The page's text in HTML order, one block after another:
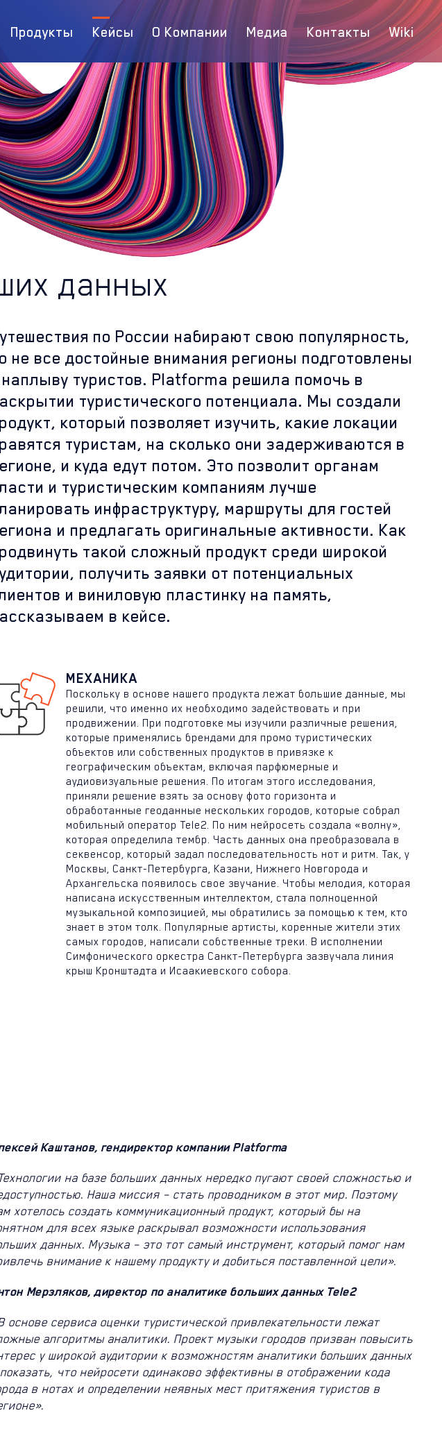
данных
по России набирают свою популярность,
не все достойные внимания регионы подготовлены
наплыву туристов. Platforma решила помочь в
туристического потенциала. Мы создали
который позволяет изучить, какие локации
туристам, на сколько они задерживаются в
и куда едут потом. Это позволит органам
и туристическим компаниям лучше
инфраструктуру, маршруты для гостей
и предлагать оригинальные активности. Как
такой сложный продукт среди широкой
получить заявки от потенциальных
и виниловую пластинку на память,
в кейсе.
МЕХАНИКА
Поскольку в основе нашего продукта лежат большие данные, мы
решили, что именно их необходимо задействовать и при
продвижении. При подготовке мы изучили различные решения,
которые применялись брендами для промо туристических
объектов или собственных продуктов в привязке к
географическим объектам, включая парфюмерные и
аудиовизуальные решения. По итогам этого исследования,
приняли решение взять за основу фото горизонта и
обработанные геоданные нескольких городов, которые собрал
мобильный оператор Tele2. По ним нейросеть создала «волну»,
которая определила тембр. Часть данных она преобразовала в
секвенсор, который задал последовательность нот и ритм. Так, у
Москвы, Санкт-Петербурга, Казани, Нижнего Новгорода и
Архангельска появилось свое звучание. Чтобы мелодия, которая
написана искусственным интеллектом, стала полноценной
музыкальной композицией, мы обратились за помощью к тем, кто
знает в этом толк. Популярные артисты, коренные жители этих
самых городов, написали собственные треки. В исполнении
Симфонического оркестра Санкт-Петербурга зазвучала линия
крыш Кронштадта и Исаакиевского собора.
Каштанов, гендиректор компании Platforma
на базе больших данных нередко пугают своей сложностью и
Наша миссия – стать проводником в этот мир. Поэтому
хотелось создать коммуникационный продукт, который бы на
для всех языке раскрывал возможности использования
данных. Музыка – это тот самый инструмент, который помог нам
внимание к нашему продукту и добиться поставленной цели».
Мерзляков, директор по аналитике больших данных Tele2
основе сервиса оценки туристической привлекательности лежат
алгоритмы аналитики. Проект музыки городов призван повысить
у широкой аудитории к возможностям аналитики больших данных
что нейросети одинаково эффективны в отображении кода
в нотах и определении неявных мест притяжения туристов в
Продукты Кейсы О Компании Медиа Контакты Wiki